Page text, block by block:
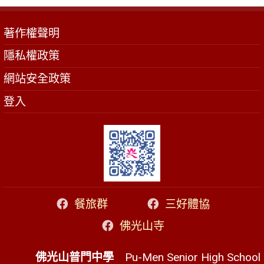
著作權聲明
隱私權政策
網站安全政策
登入
餐旅群
三好體協
佛光山寺
佛光山普門中學 Pu-Men Senior High School